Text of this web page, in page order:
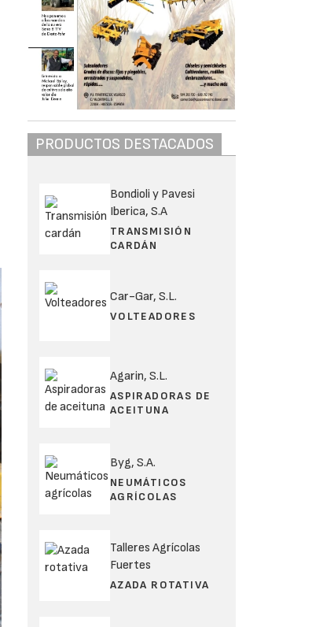
PRODUCTOS DESTACADOS
Bondioli y Pavesi
Iberica, S.A
TRANSMISIÓN
CARDÁN
Car-Gar, S.L.
VOLTEADORES
Agarin, S.L.
ASPIRADORAS DE
ACEITUNA
Byg, S.A.
NEUMÁTICOS
AGRÍCOLAS
Talleres Agrícolas
Fuertes
AZADA ROTATIVA